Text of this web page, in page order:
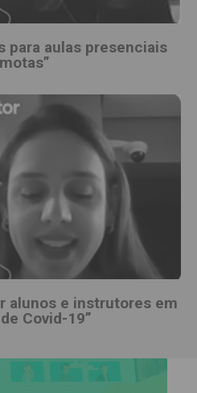
para aulas presenciais
alunos e instrutores em
Covid-19”